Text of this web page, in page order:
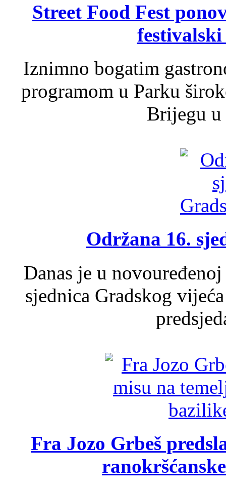
Street Food Fest
Iznimno bogatim
programom u Parku
Brijegu u
Održana 16.
Danas je u
sjednica Gradskog
Fra Jozo Grbeš